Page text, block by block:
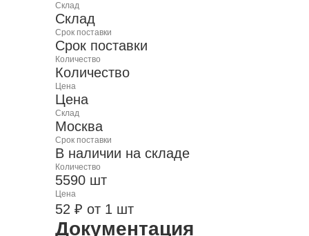
Склад
Склад
Срок поставки
Срок поставки
Количество
Количество
Цена
Цена
Склад
Москва
Срок поставки
В наличии на складе
Количество
5590 шт
Цена
52 ₽ от 1 шт
Документация